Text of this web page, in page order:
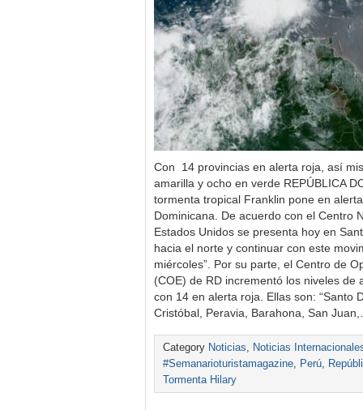
Con 14 provincias en alerta roja, así
amarilla y ocho en verde REPÚBLICA
tormenta tropical Franklin pone en
Dominicana. De acuerdo con el Centro
Estados Unidos se presenta hoy en
hacia el norte y continuar con este
miércoles”. Por su parte, el Centro de
(COE) de RD incrementó los niveles de
con 14 en alerta roja. Ellas son: “Santo
Cristóbal, Peravia, Barahona, San
Category Noticias, Noticias
#Semanarioturistamagazine, Perú,
Tormenta Hilary